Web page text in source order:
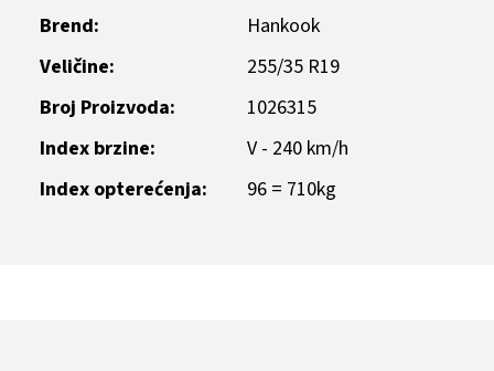
Brend:
Hankook
Veličine:
255/35 R19
Broj Proizvoda:
1026315
Index brzine:
V - 240 km/h
Index opterećenja:
96 = 710kg